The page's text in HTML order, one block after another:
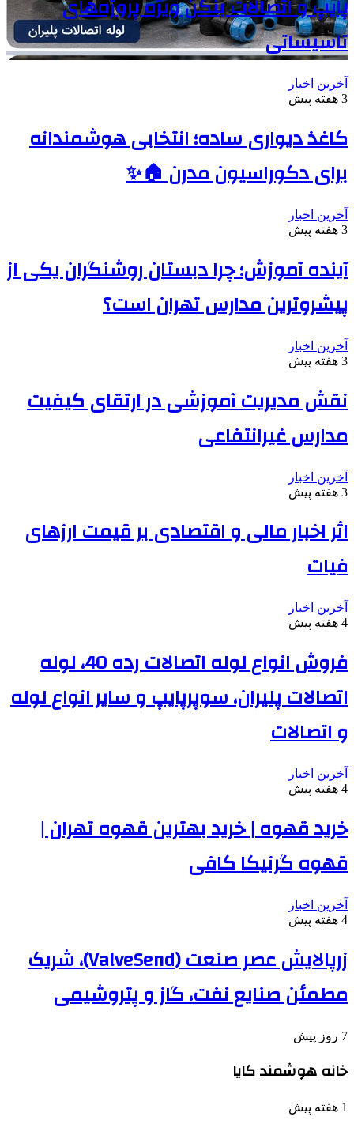
پایپ و اتصالات بنکن ویژه پروژه‌های
تاسیساتی
آخرین اخبار
3 هفته پیش
کاغذ دیواری ساده؛ انتخابی هوشمندانه
برای دکوراسیون مدرن 🏠✨
آخرین اخبار
3 هفته پیش
آینده آموزش؛ چرا دبستان روشنگران یکی از
پیشروترین مدارس تهران است؟
آخرین اخبار
3 هفته پیش
نقش مدیریت آموزشی در ارتقای کیفیت
مدارس غیرانتفاعی
آخرین اخبار
3 هفته پیش
اثر اخبار مالی و اقتصادی بر قیمت ارزهای
فیات
آخرین اخبار
4 هفته پیش
فروش انواع لوله اتصالات رده 40، لوله
اتصالات پلیران، سوپرپایپ و سایر انواع لوله
و اتصالات
آخرین اخبار
4 هفته پیش
خرید قهوه | خرید بهترین قهوه تهران |
قهوه گرنیکا کافی
آخرین اخبار
4 هفته پیش
زرپالایش عصر صنعت (ValveSend)، شریک
مطمئن صنایع نفت، گاز و پتروشیمی
7 روز پیش
خانه هوشمند کایا
1 هفته پیش